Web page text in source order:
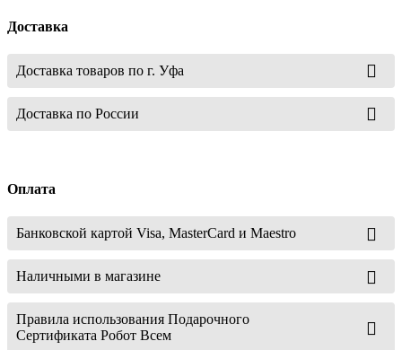
Доставка
Доставка товаров по г. Уфа
Доставка по России
Оплата
Банковской картой Visa, MasterCard и Maestro
Наличными в магазине
Правила использования Подарочного
Сертификата Робот Всем